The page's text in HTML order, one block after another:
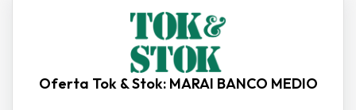
Oferta Tok & Stok: MARAI BANCO MEDIO